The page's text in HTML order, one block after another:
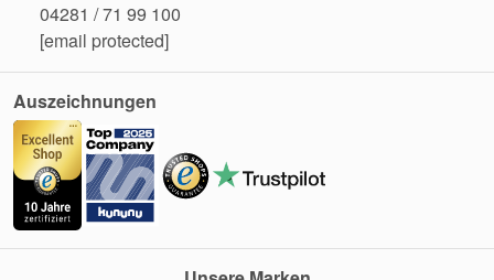
04281 / 71 99 100
[email protected]
Auszeichnungen